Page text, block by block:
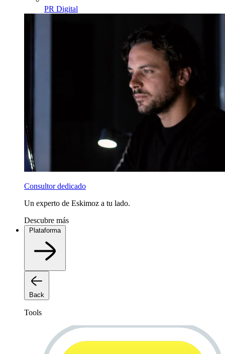
PR Digital
Consultor dedicado
Un experto de Eskimoz a tu lado.
Descubre más
Plataforma
Back
Tools